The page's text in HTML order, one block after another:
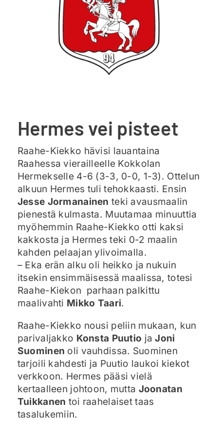
Ajankohtaista
Hermes vei pisteet
Raahe-Kiekko hävisi lauantaina
Raahessa vierailleelle Kokkolan
Hermekselle 4-6 (3-3, 0-0, 1-3). Ottelun
alkuun Hermes tuli tehokkaasti. Ensin
Jesse Jormanainen teki avausmaalin
pienestä kulmasta. Muutamaa minuuttia
myöhemmin Raahe-Kiekko otti kaksi
kakkosta ja Hermes teki 0-2 maalin
kahden pelaajan ylivoimalla.
– Eka erän alku oli heikko ja nukuin
itsekin ensimmäisessä maalissa, totesi
Raahe-Kiekon parhaan palkittu
maalivahti Mikko Taari.
Raahe-Kiekko nousi peliin mukaan, kun
parivaljakko Konsta Puutio jaJoni
Suominen oli vauhdissa. Suominen
tarjoili kahdesti ja Puutio laukoi kiekot
verkkoon. Hermes pääsi vielä
kertaalleen johtoon, mutta Joonatan
Tuikkanen toi raahelaiset taas
tasalukemiin.